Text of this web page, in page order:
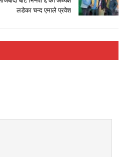
लडेका चन्द एमाले प्रवेश